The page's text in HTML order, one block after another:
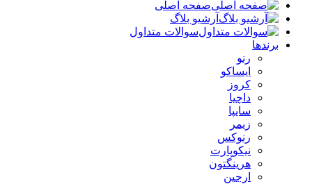
صفحه اصلی
آرشیو بلاگ
سوالات متداول
برندها
رنو
ایساکو
کروز
داچیا
سایپا
زیمر
رنوکس
نیکوپارت
هرینگتون
ارجین